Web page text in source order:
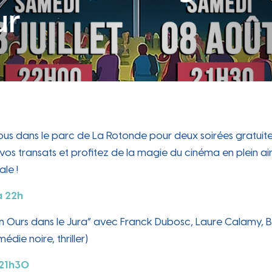
participative
Les instances participatives, le conseil des
jeunes...
Périscolaire
Portail famille, Projet Éducatif De
Territoire, accueil périscolaire...
commune
Carte des commerces, marché
hebdomadaire, locaux disponibles…
Occupation du Domaine
Public
Sanitaire sécurité
Travaux
dans le parc de La Rotonde pour deux soirées
transats et profitez de la magie du cinéma en plein
!
22h
Ours dans le Jura” avec Franck Dubosc, Laure Calamy,
noire, thriller)